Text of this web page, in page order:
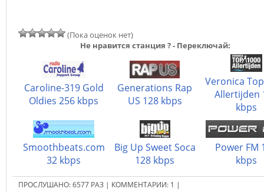
(Пока оценок нет)
Не нравится станция ? - Переключай:
Caroline-319 Gold
Oldies 256 kbps
Generations Rap
US 128 kbps
Veronica
Allertijden
kbps
Smoothbeats.com
32 kbps
Big Up Sweet Soca
128 kbps
Power FM
kbps
ПРОСЛУШАНО:6577 РАЗ | КОММЕНТАРИИ: 1 |